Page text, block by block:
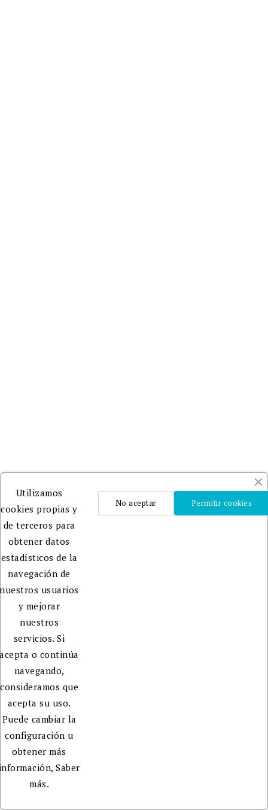
Utilizamos
cookies propias y
de terceros para
obtener datos
estadísticos de la
navegación de
nuestros usuarios
y mejorar
nuestros
servicios. Si
acepta o continúa
navegando,
consideramos que
acepta su uso.
Puede cambiar la
configuración u
obtener más
Saber
más.
Permitir cookies
No aceptar